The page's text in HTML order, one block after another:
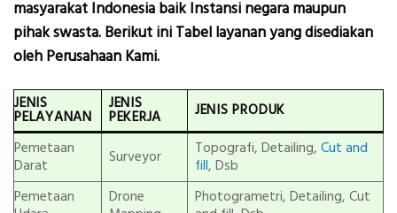
masyarakat Indonesia baik Instansi negara maupun
pihak swasta. Berikut ini Tabel layanan yang disediakan
oleh Perusahaan Kami.
JENIS
PELAYANAN
JENIS
PEKERJA JENIS PRODUK
Pemetaan
Darat
Surveyor Topografi, Detailing, Cut and
fill, Dsb
Pemetaan
Drone
Photogrametri, Detailing, Cut